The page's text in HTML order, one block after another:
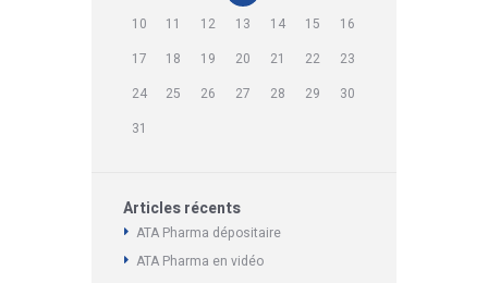
10
11 12 13 14 15
16
17
18 19 20 21 22
23
24
25 26 27 28 29
30
31
Articles récents
ATA Pharma dépositaire
ATA Pharma en vidéo